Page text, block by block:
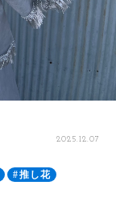
2025.12.07
#推し花